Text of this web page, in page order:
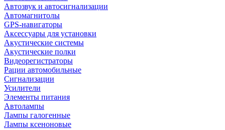
Автозвук и автосигнализации
Автомагнитолы
GPS-навигаторы
Аксессуары для установки
Акустические системы
Акустические полки
Видеорегистраторы
Рации автомобильные
Сигнализации
Усилители
Элементы питания
Автолампы
Лампы галогенные
Лампы ксеноновые